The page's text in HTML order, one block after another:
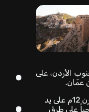
الأردن، على
بُنيت في القرن 12م على يد
على طرق